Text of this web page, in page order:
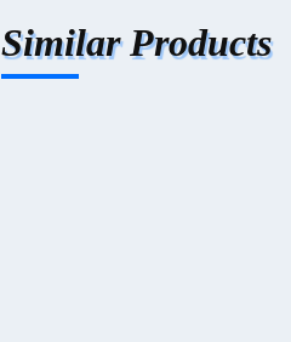
Similar Products